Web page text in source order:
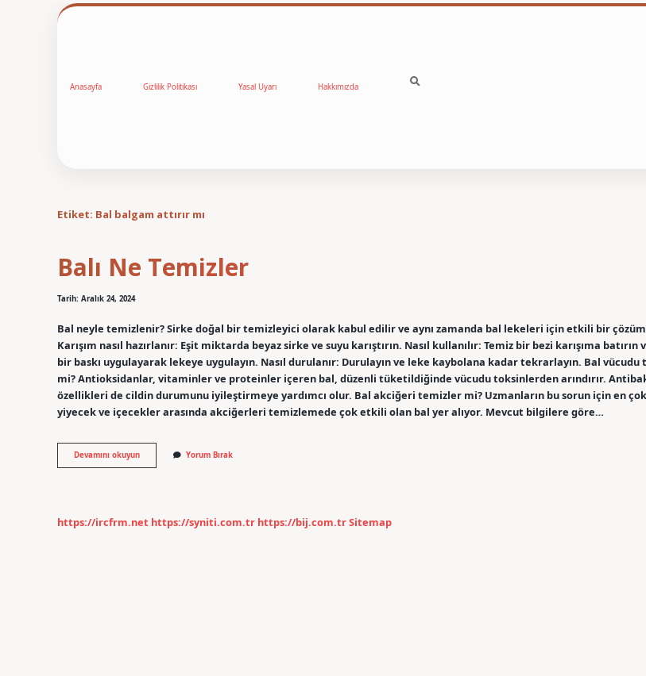
Anasayfa Gizlilik Politikası Yasal Uyarı Hakkımızda
Etiket: Bal balgam attırır mı
Balı Ne Temizler
Tarih: Aralık 24, 2024
Bal neyle temizlenir? Sirke doğal bir temizleyici olarak kabul edilir ve aynı zamanda bal lekeleri için etkili bir
Karışım nasıl hazırlanır: Eşit miktarda beyaz sirke ve suyu karıştırın. Nasıl kullanılır: Temiz bir bezi karışıma batırın
bir baskı uygulayarak lekeye uygulayın. Nasıl durulanır: Durulayın ve leke kaybolana kadar tekrarlayın. Bal
mi? Antioksidanlar, vitaminler ve proteinler içeren bal, düzenli tüketildiğinde vücudu toksinlerden arındırır.
özellikleri de cildin durumunu iyileştirmeye yardımcı olur. Bal akciğeri temizler mi? Uzmanların bu sorun için en
yiyecek ve içecekler arasında akciğerleri temizlemede çok etkili olan bal yer alıyor. Mevcut bilgilere göre…
Devamını okuyunBalı
Ne
Yorum Bırak
https://ircfrm.net https://syniti.com.tr https://bij.com.trSitemap